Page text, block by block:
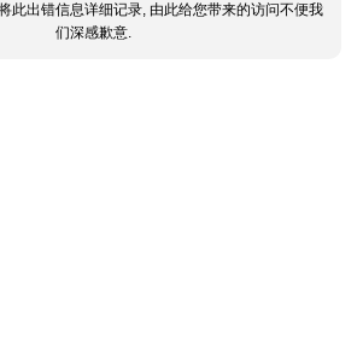
此出错信息详细记录, 由此给您带来的访问不便我
们深感歉意.